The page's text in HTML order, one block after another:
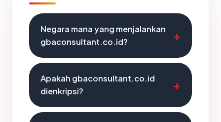
Negara mana yang menjalankan
gbaconsultant.co.id?
Apakah gbaconsultant.co.id
dienkripsi?